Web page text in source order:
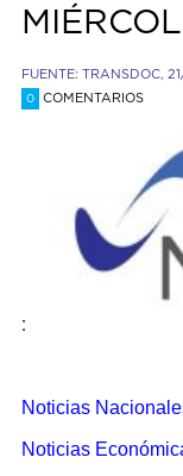
FUENTE: TRANSDOC,
0 COMENTARIOS
:
Noticias
Noticias